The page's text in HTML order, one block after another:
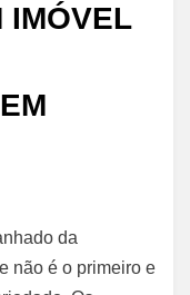
IMÓVEL
da
não é o primeiro e